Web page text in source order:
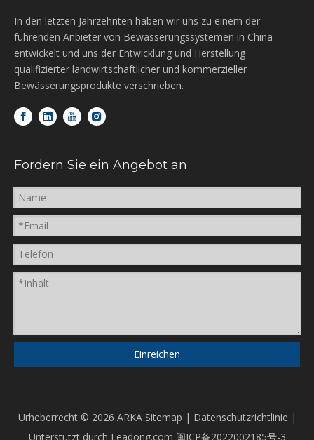
In den letzten Jahrzehnten haben wir uns zu einem der
führenden Anbieter von Bewässerungssystemen in China
entwickelt und uns der Entwicklung und Herstellung
qualifizierter landwirtschaftlicher und kommerzieller
Bewässerungsprodukte verschrieben.
Fordern Sie ein Angebot an
Einreichen
Urheberrecht © 2026 ARKA Sitemap | Datenschutzrichtlinie |
Unterstützt durch Leadong.com 闽ICP备2022002185号-3